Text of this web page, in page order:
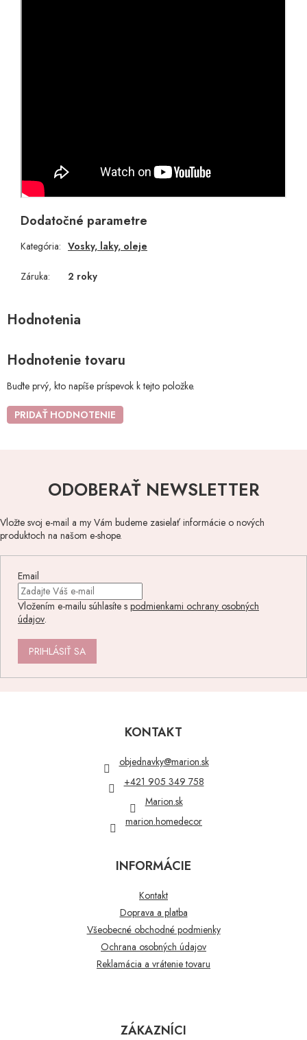
Dodatočné parametre
Kategória: Vosky, laky, oleje
Záruka: 2 roky
Hodnotenie tovaru
Buďte prvý, kto napíše príspevok k tejto položke.
PRIDAŤ HODNOTENIE
ODOBERAŤ NEWSLETTER
Vložte svoj e-mail a my Vám budeme zasielať informácie o nových
produktoch na našom e-shope.
Email
Vložením e-mailu súhlasíte s podmienkami ochrany osobných
údajov.
PRIHLÁSIŤ SA
KONTAKT
objednavky@marion.sk
+421 905 349 758
Marion.sk
marion.homedecor
INFORMÁCIE
Kontakt
Doprava a platba
Všeobecné obchodné podmienky
Ochrana osobných údajov
Reklamácia a vrátenie tovaru
ZÁKAZNÍCI